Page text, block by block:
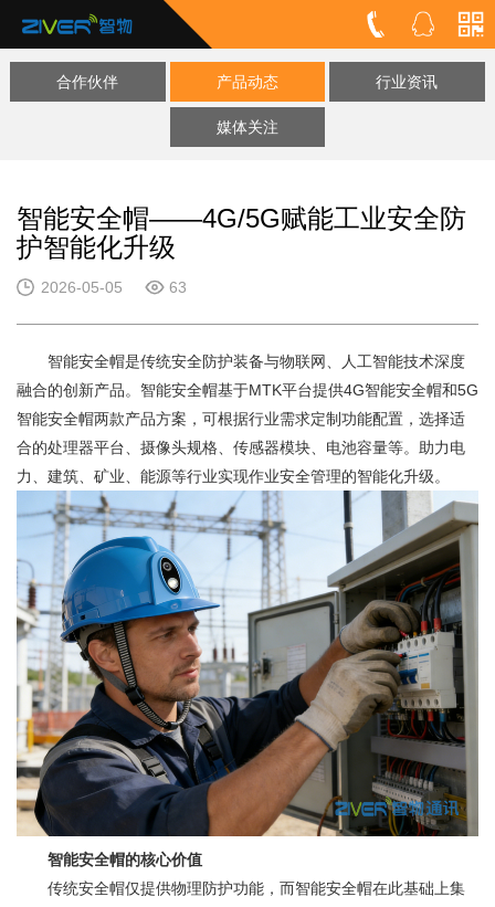
合作伙伴 产品动态 行业资讯
媒体关注
智能安全帽——4G/5G赋能工业安全防
护智能化升级
2026-05-05 63
智能安全帽是传统安全防护装备与物联网、人工智能技术深度
融合的创新产品。智能安全帽基于MTK平台提供4G智能安全帽和5G
智能安全帽两款产品方案，可根据行业需求定制功能配置，选择适
合的处理器平台、摄像头规格、传感器模块、电池容量等。助力电
力、建筑、矿业、能源等行业实现作业安全管理的智能化升级。
智能安全帽的核心价值
传统安全帽仅提供物理防护功能，而智能安全帽在此基础上集